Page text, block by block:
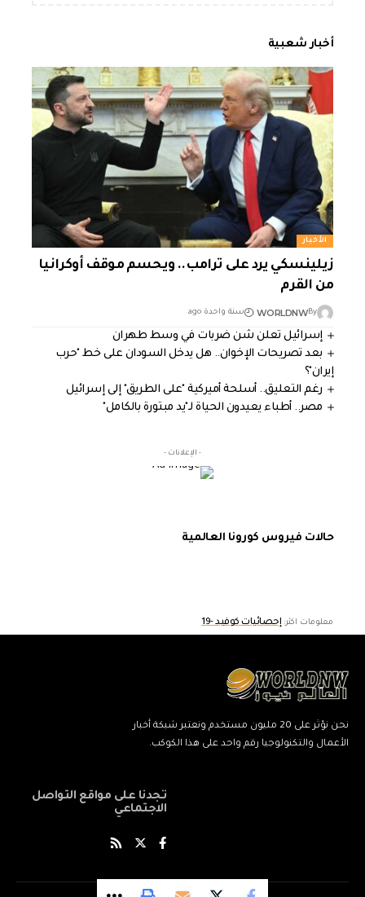
أخبار شعبية
الأخبار
زيلينسكي يرد على ترامب.. ويحسم موقف أوكرانيا
من القرم
By
WORLDNW سنة واحدة ago
إسرائيل تعلن شن ضربات في وسط طهران
بعد تصريحات الإخوان.. هل يدخل السودان على خط "حرب
إيران"؟
رغم التعليق.. أسلحة أميركية "على الطريق" إلى إسرائيل
مصر.. أطباء يعيدون الحياة لـ"يد مبتورة بالكامل"
- الإعلانات -
حالات فيروس كورونا العالمية
معلومات اكثر: إحصائيات كوفيد -19
نحن نؤثر على 20 مليون مستخدم ونعتبر شبكة أخبار
الأعمال والتكنولوجيا رقم واحد على هذا الكوكب.
تجدنا على مواقع التواصل
الاجتماعي